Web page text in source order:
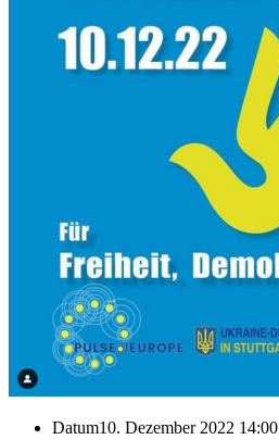
Datum10. Dezember 2022 14:00